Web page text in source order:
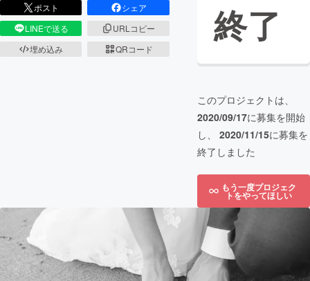
ポスト
シェア
LINEで送る
URLコピー
埋め込み
QRコード
終了
このプロジェクトは、
2020/09/17に募集を開始
し、 2020/11/15に募集を
終了しました
もう一度プロジェク
トをやってほしい